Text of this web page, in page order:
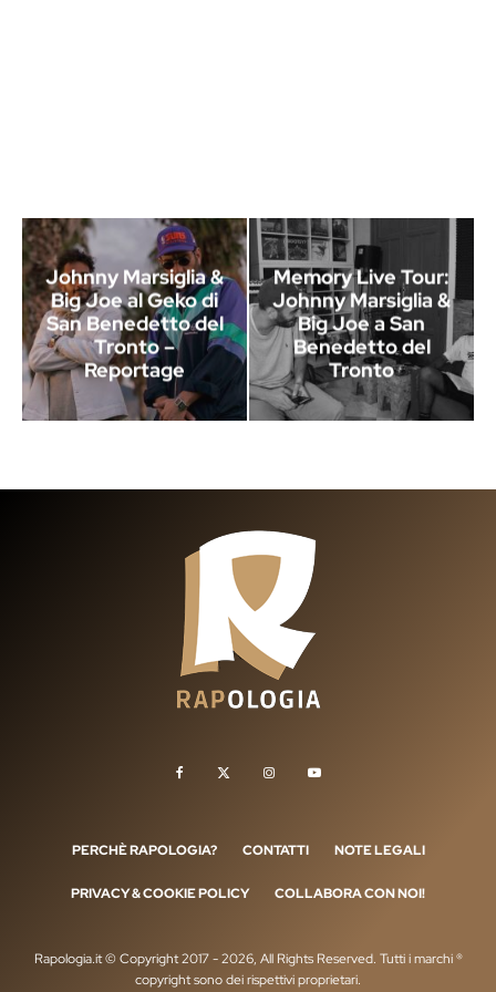
Johnny Marsiglia &
Big Joe al Geko di
San Benedetto del
Tronto –
Reportage
Memory Live Tour:
Johnny Marsiglia &
Big Joe a San
Benedetto del
Tronto
PERCHÈ RAPOLOGIA? CONTATTI NOTE LEGALI
PRIVACY & COOKIE POLICY COLLABORA CON NOI!
Rapologia.it © Copyright 2017 - 2026, All Rights Reserved. Tutti i marchi ®
copyright sono dei rispettivi proprietari.